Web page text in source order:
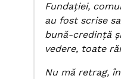
Fundaţiei,
au fost scrise
bună-credinţă
vedere, toate
Nu mă retrag,